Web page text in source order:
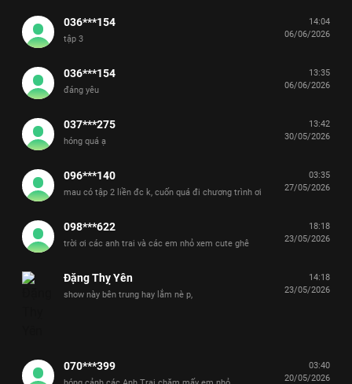
036***154
tập 3
14:04
06/06/2026
036***154
đáng yêu
13:35
06/06/2026
037***275
hóng quá ạ
13:42
30/05/2026
096***140
mau có tập 2 liền đc k, cuốn quá đi chương trình ơi
03:35
27/05/2026
098***622
trời ơi các anh trai và các em nhỏ xem cute ghê
18:18
23/05/2026
Đặng Thỵ Yên
show này bên trung hay lắm nè p,
14:18
23/05/2026
070***399
03:40
20/05/2026